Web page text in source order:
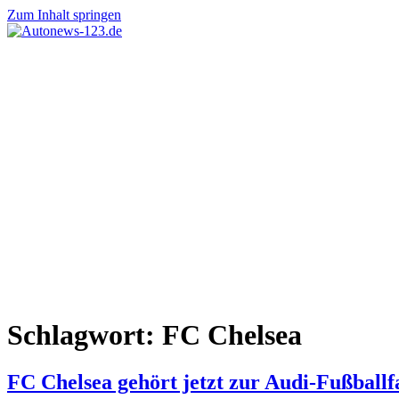
Zum Inhalt springen
Schlagwort: FC Chelsea
FC Chelsea gehört jetzt zur Audi-